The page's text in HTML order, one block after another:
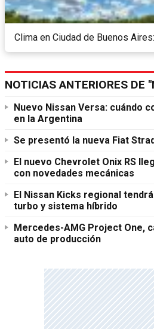
Clima en Ciudad de Buenos
NOTICIAS ANTERIORES DE
Nuevo Nissan Versa: cuándo
en la Argentina
Se presentó la nueva Fiat
El nuevo Chevrolet Onix RS
con novedades mecánicas
El Nissan Kicks regional
turbo y sistema híbrido
Mercedes-AMG Project One,
auto de producción